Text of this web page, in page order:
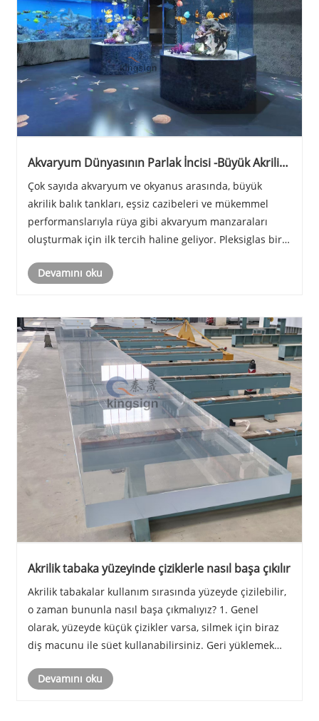
Akvaryum Dünyasının Parlak İncisi -Büyük Akrilik
Çok sayıda akvaryum ve okyanus arasında, büyük
akrilik balık tankları, eşsiz cazibeleri ve mükemmel
performanslarıyla rüya gibi akvaryum manzaraları
oluşturmak için ilk tercih haline geliyor. Pleksiglas bir
bir sualtı dünyası sunar.
Devamını oku
Akrilik tabaka yüzeyinde çiziklerle nasıl başa çıkılır
Akrilik tabakalar kullanım sırasında yüzeyde çizilebilir,
o zaman bununla nasıl başa çıkmalıyız? 1. Genel
olarak, yüzeyde küçük çizikler varsa, silmek için biraz
diş macunu ile süet kullanabilirsiniz. Geri yüklemek
bir çizikse: 1） İnc......
Devamını oku